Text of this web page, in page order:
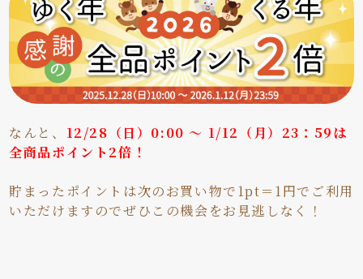
なんと、 12/28（日）0:00 ～ 1/12（月）23：59は
全商品ポイント2倍！
貯まったポイントは次のお買い物で1pt＝1円でご利用
いただけますのでぜひこの機会をお見逃しなく！